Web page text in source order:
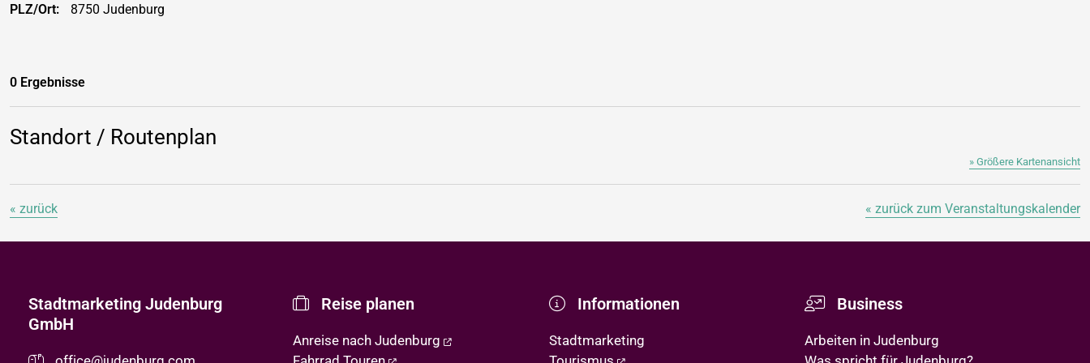
PLZ/Ort: 8750 Judenburg
0 Ergebnisse
Standort / Routenplan
» Größere Kartenansicht
« zurück « zurück zum Veranstaltungskalender
Stadtmarketing Judenburg
GmbH
Reise planen
Anreise nach Judenburg
Informationen
Stadtmarketing
Business
Arbeiten in Judenburg